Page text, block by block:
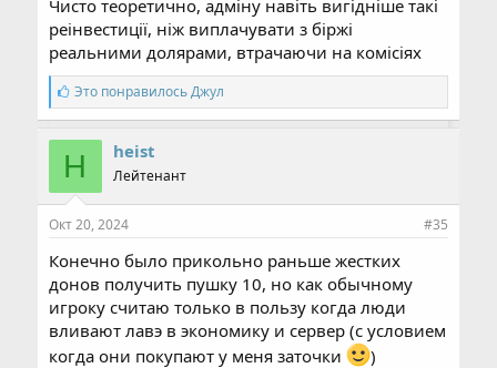
Чисто теоретично, адміну навіть вигідніше такі
реінвестиції, ніж виплачувати з біржі
реальними долярами, втрачаючи на комісіях
С
и
м
п
а
и
:
Это понравилосьДжул
H heist
Лейтенант
Окт 20, 2024 #35
Конечно было прикольно раньше жестких
донов получить пушку 10, но как обычному
игроку считаю только в пользу когда люди
вливают лавэ в экономику и сервер (с условием
когда они покупают у меня заточки
)